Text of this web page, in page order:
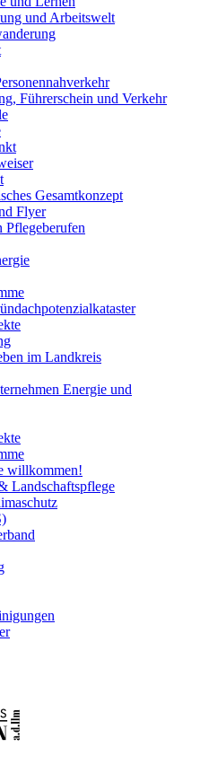
und Arbeitswelt
Führerschein und Verkehr
Gesamtkonzept
Flyer
im Landkreis
Energie und
willkommen!
Landschaftspflege